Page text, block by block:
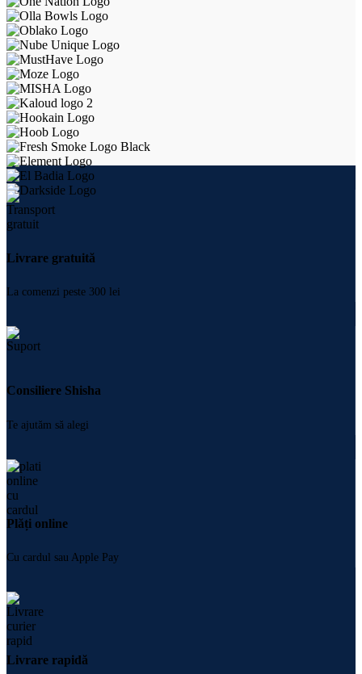
Livrare gratuită
La comenzi peste 300 lei
Consiliere Shisha
Te ajutăm să alegi
Plăți online
Cu cardul sau Apple Pay
Livrare rapidă